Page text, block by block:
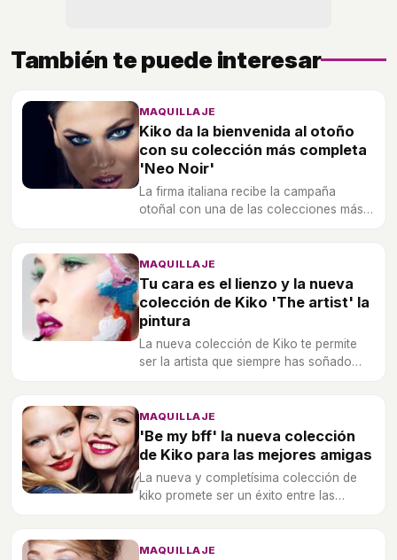
También te puede interesar
MAQUILLAJE
Kiko da la bienvenida al otoño
con su colección más completa
'Neo Noir'
La firma italiana recibe la campaña
otoñal con una de las colecciones más
MAQUILLAJE
Tu cara es el lienzo y la nueva
colección de Kiko 'The artist' la
pintura
La nueva colección de Kiko te permite
ser la artista que siempre has soñado
MAQUILLAJE
'Be my bff' la nueva colección
de Kiko para las mejores amigas
La nueva y completísima colección de
kiko promete ser un éxito entre las
MAQUILLAJE